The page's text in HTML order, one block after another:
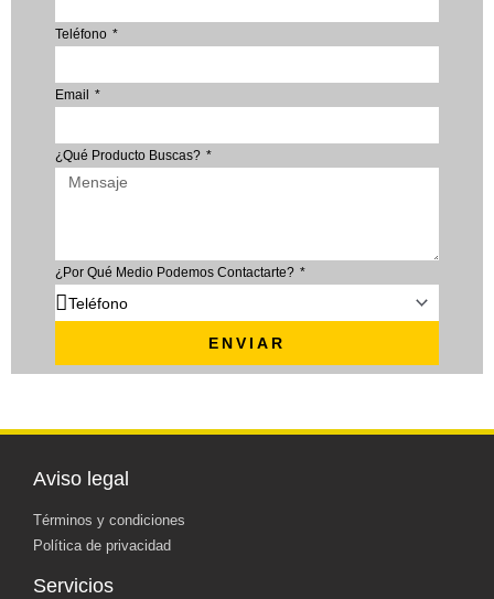
Teléfono
Email
¿Qué Producto Buscas?
¿Por Qué Medio Podemos Contactarte?
ENVIAR
Aviso legal
Términos y condiciones
Política de privacidad
Servicios